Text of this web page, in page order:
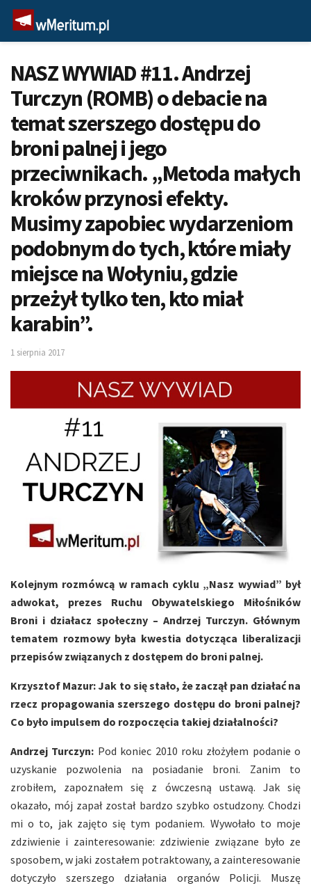
NASZ WYWIAD #11. Andrzej
Turczyn (ROMB) o debacie na
temat szerszego dostępu do
broni palnej i jego
przeciwnikach. „Metoda małych
kroków przynosi efekty.
Musimy zapobiec wydarzeniom
podobnym do tych, które miały
miejsce na Wołyniu, gdzie
przeżył tylko ten, kto miał
karabin”.
1 sierpnia 2017
Kolejnym rozmówcą w ramach cyklu „Nasz wywiad” był
adwokat, prezes Ruchu Obywatelskiego Miłośników
Broni i działacz społeczny – Andrzej Turczyn. Głównym
tematem rozmowy była kwestia dotycząca liberalizacji
przepisów związanych z dostępem do broni palnej.
Krzysztof Mazur: Jak to się stało, że zaczął pan działać na
rzecz propagowania szerszego dostępu do broni palnej?
Co było impulsem do rozpoczęcia takiej działalności?
Andrzej Turczyn: Pod koniec 2010 roku złożyłem podanie o
uzyskanie pozwolenia na posiadanie broni. Zanim to
zrobiłem, zapoznałem się z ówczesną ustawą. Jak się
okazało, mój zapał został bardzo szybko ostudzony. Chodzi
mi o to, jak zajęto się tym podaniem. Wywołało to moje
zdziwienie i zainteresowanie: zdziwienie związane było ze
sposobem, w jaki zostałem potraktowany, a zainteresowanie
dotyczyło szerszego działania organów Policji. Muszę